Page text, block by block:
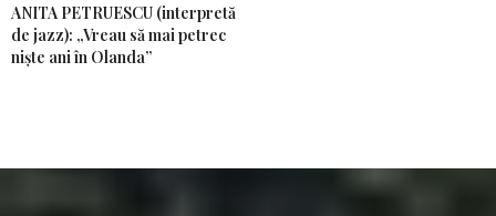
ANITA PETRUESCU (interpretă
de jazz): „Vreau să mai petrec
niște ani în Olanda”